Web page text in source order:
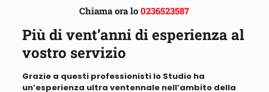
Chiama ora lo0236523587
Più di vent’anni di esperienza al
vostro servizio
Grazie a questi professionisti lo Studio ha
un’esperienza ultra ventennale nell’ambito della